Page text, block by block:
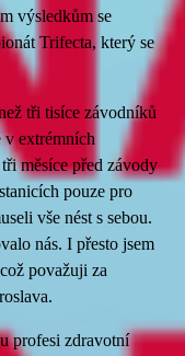
výsledkům se
Trifecta, který se
tři tisíce závodníků
v extrémních
měsíce před závody
pouze pro
vše nést s sebou.
nás. I přesto jsem
považuji za
profesi zdravotní